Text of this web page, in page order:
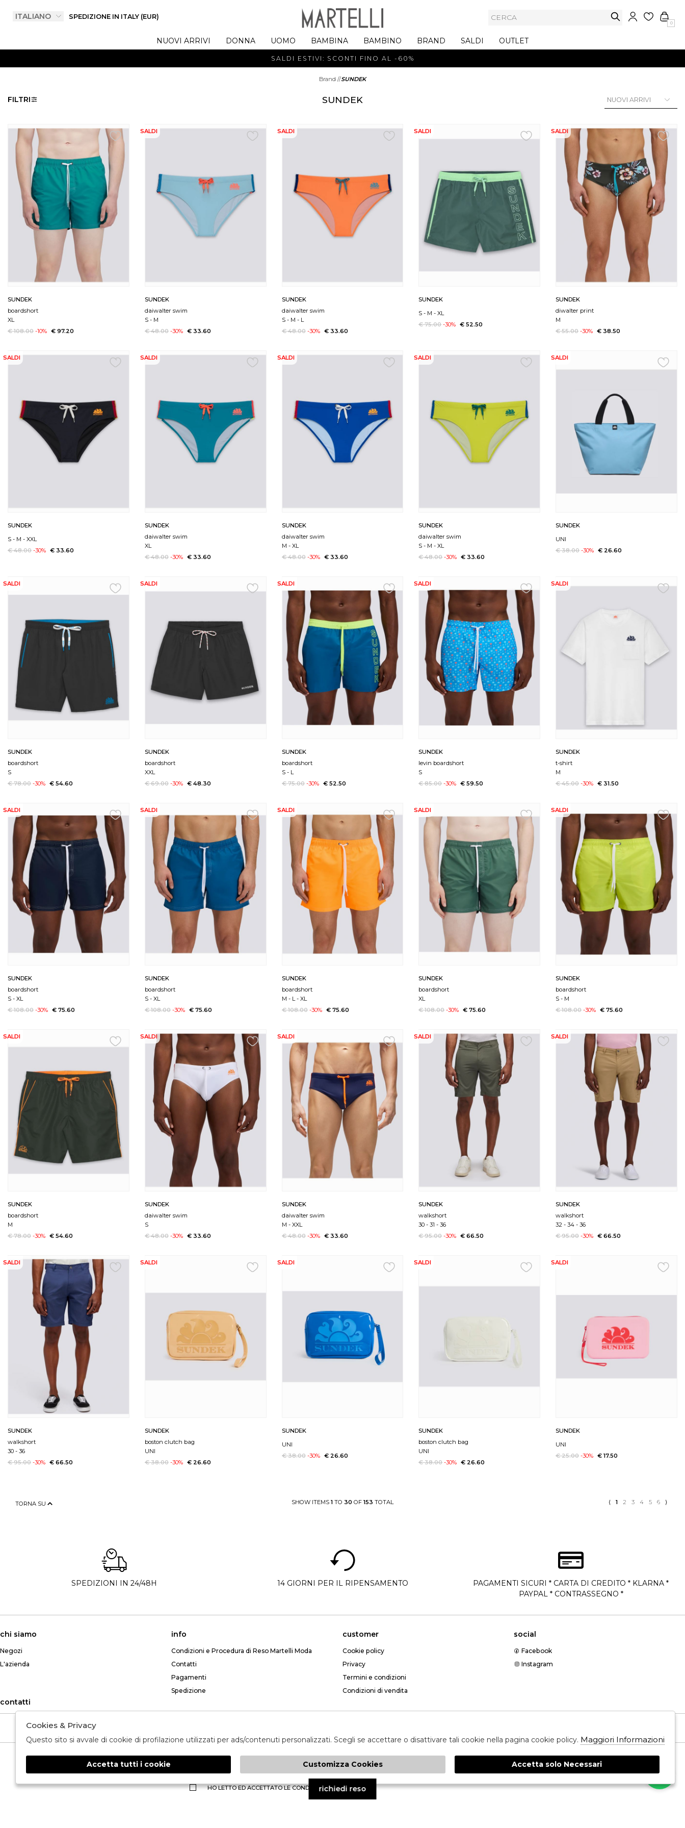
SPEDIZIONE IN ITALY (EUR)
0
NUOVI ARRIVI DONNA UOMO BAMBINA BAMBINO BRAND SALDI OUTLET
SALDI ESTIVI: SCONTI FINO AL -60%
Brand //SUNDEK
FILTRI SUNDEK
SUNDEK
boardshort
XL
€ 108.00 -10% € 97.20
SALDI
SUNDEK
daiwalter swim
S -M
€ 48.00 -30% € 33.60
SALDI
SUNDEK
daiwalter swim
S -M -L
€ 48.00 -30% € 33.60
SALDI
SUNDEK
S- M- XL
€ 75.00 -30% € 52.50
SALDI
SUNDEK
diwalter print
M
€ 55.00 -30% € 38.50
SALDI
SUNDEK
S - M - XXL
€ 48.00 -30% € 33.60
SALDI
SUNDEK
daiwalter swim
XL
€ 48.00 -30% € 33.60
SALDI
SUNDEK
daiwalter swim
M -XL
€ 48.00 -30% € 33.60
SALDI
SUNDEK
daiwalter swim
S- M- XL
€ 48.00 -30% € 33.60
SALDI
SUNDEK
UNI
€ 38.00 -30% € 26.60
SALDI
SUNDEK
boardshort
S
€ 78.00 -30% € 54.60
SALDI
SUNDEK
boardshort
XXL
€ 69.00 -30% € 48.30
SALDI
SUNDEK
boardshort
S -L
€ 75.00 -30% € 52.50
SALDI
SUNDEK
levin boardshort
S
€ 85.00 -30% € 59.50
SALDI
SUNDEK
t-shirt
M
€ 45.00 -30% € 31.50
SALDI
SUNDEK
boardshort
S - XL
€ 108.00 -30% € 75.60
SALDI
SUNDEK
boardshort
S -XL
€ 108.00 -30% € 75.60
SALDI
SUNDEK
boardshort
M -L -XL
€ 108.00 -30% € 75.60
SALDI
SUNDEK
boardshort
XL
€ 108.00 -30% € 75.60
SALDI
SUNDEK
boardshort
S- M
€ 108.00 -30% € 75.60
SALDI
SUNDEK
boardshort
M
€ 78.00 -30% € 54.60
SALDI
SUNDEK
daiwalter swim
S
€ 48.00 -30% € 33.60
SALDI
SUNDEK
daiwalter swim
M -XXL
€ 48.00 -30% € 33.60
SALDI
SUNDEK
walkshort
30- 31- 36
€ 95.00 -30% € 66.50
SALDI
SUNDEK
walkshort
32- 34- 36
€ 95.00 -30% € 66.50
SALDI
SUNDEK
walkshort
30 - 36
€ 95.00 -30% € 66.50
SALDI
SUNDEK
boston clutch bag
UNI
€ 38.00 -30% € 26.60
SALDI
SUNDEK
UNI
€ 38.00 -30% € 26.60
SALDI
SUNDEK
boston clutch bag
UNI
€ 38.00 -30% € 26.60
SALDI
SUNDEK
UNI
€ 25.00 -30% € 17.50
TORNA SU SHOW ITEMS 1 TO 30 OF 153 TOTAL ⟨ 1 2 3 4 5 6 ⟩
SPEDIZIONI IN 24/48H 14 GIORNI PER IL RIPENSAMENTO
PAGAMENTI SICURI * CARTA DI CREDITO * KLARNA *
PAYPAL * CONTRASSEGNO *
chi siamo
Negozi
L'azienda
info
Condizioni e Procedura di Reso Martelli Moda
Contatti
Pagamenti
Spedizione
customer
Cookie policy
Privacy
Termini e condizioni
Condizioni di vendita
social
Facebook
Instagram
contatti
Telefono: +39 349 765 8268
HO LETTO ED ACCETTATO LE CONDIZIONI SULLA PRIVACY.
🍪
richiedi reso
Cookies & Privacy
Questo sito si avvale di cookie di profilazione utilizzati per ads/contenuti personalizzati. Scegli se accettare o disattivare tali cookie nella pagina cookie policy. Maggiori Informazioni
Accetta tutti i cookie Customizza Cookies Accetta solo Necessari